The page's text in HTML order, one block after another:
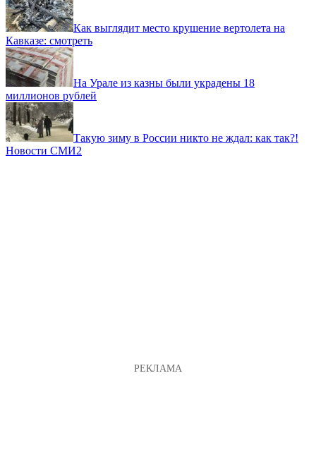
Как выглядит место крушение вертолета на
Кавказе: смотреть
На Урале из казны были украдены 18
миллионов рублей
Такую зиму в России никто не ждал: как так?!
Новости СМИ2